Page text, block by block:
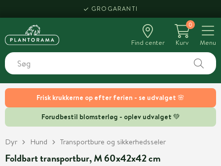
Frisk krukkerne op efter ferien - se udvalget 🌸
Forudbestil blomsterløg - oplev udvalget 💚
GROGARANTI
Find center
0
Kurv
Menu
Dyr Hund Transportbure og sikkerhedsseler
Foldbart transportbur, M 60x42x42 cm